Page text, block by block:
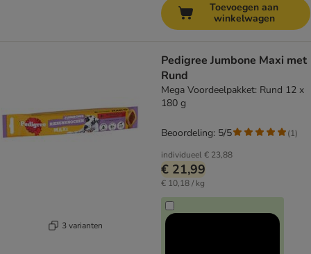
Toevoegen aan
winkelwagen
3 varianten
Pedigree Jumbone Maxi met
Rund
Mega Voordeelpakket: Rund 12 x
180 g
individueel€ 23,88
€ 21,99
€ 10,18 / kg
Beoordeling: 5/5 (1)